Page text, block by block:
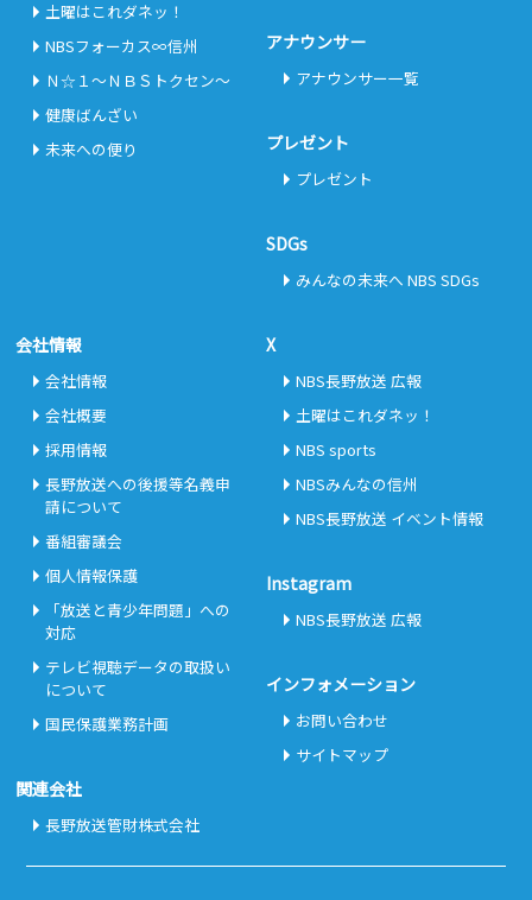
土曜はこれダネッ！
NBSフォーカス∞信州
Ｎ☆１～ＮＢＳトクセン～
健康ばんざい
未来への便り
アナウンサー
アナウンサー一覧
プレゼント
プレゼント
SDGs
みんなの未来へ NBS SDGs
会社情報
会社情報
会社概要
採用情報
長野放送への後援等名義申
請について
番組審議会
個人情報保護
「放送と青少年問題」への
対応
テレビ視聴データの取扱い
について
国民保護業務計画
関連会社
長野放送管財株式会社
X
NBS長野放送 広報
土曜はこれダネッ！
NBS sports
NBSみんなの信州
NBS長野放送 イベント情報
Instagram
NBS長野放送 広報
インフォメーション
お問い合わせ
サイトマップ